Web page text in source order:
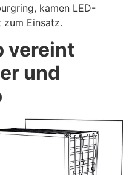
kamen LED-
Einsatz.
vereint
und